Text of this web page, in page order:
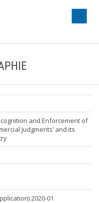
and Enforcement of
Judgments’ and its
2020-01